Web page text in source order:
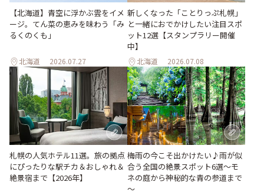
【北海道】青空に浮かぶ雲をイメ
ージ。てん菜の恵みを味わう「み
るくのくも」
北海道 2026.07.27
新しくなった「ことりっぷ札幌」
と一緒におでかけしたい注目スポ
ット12選【スタンプラリー開催
中】
北海道 2026.07.08
札幌の人気ホテル11選。旅の拠点
にぴったりな駅チカ＆おしゃれ＆
絶景宿まで【2026年】
梅雨の今こそ出かけたい♪雨が似
合う全国の絶景スポット6選～モ
ネの庭から神秘的な青の参道まで
～